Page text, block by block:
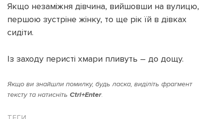
Якщо незаміжня дівчина, вийшовши на вулицю,
першою зустріне жінку, то ще рік їй в дівках
сидіти.
Із заходу перисті хмари пливуть – до дощу.
Якщо ви знайшли помилку, будь ласка, виділіть фрагмент
тексту та натисніть Ctrl+Enter.